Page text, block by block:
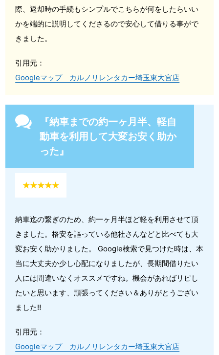
際、返却時の手続もシンプルでこちらが何をしたらいい
かを端的に説明してくださるので安心して借りる事がで
きました。
引用元：
Googleマップ カルノリレンタカー埼玉東大宮店
『納車までの約一ヶ月半、軽自
動車を利用して大変お安く助か
った』
★★★★★
納車迄の繋ぎのため、約一ヶ月半ほど軽を利用させて頂
きました。格安を謳っている他社さんなどと比べても大
変お安く助かりました。 Google検索で見つけた時は、本
当に大丈夫か少し心配になりましたが、長期間借りたい
人には間違いなくオススメですね。機会があればリピし
たいと思います、頑張ってください＆ありがとうござい
ました‼️
引用元：
Googleマップ カルノリレンタカー埼玉東大宮店